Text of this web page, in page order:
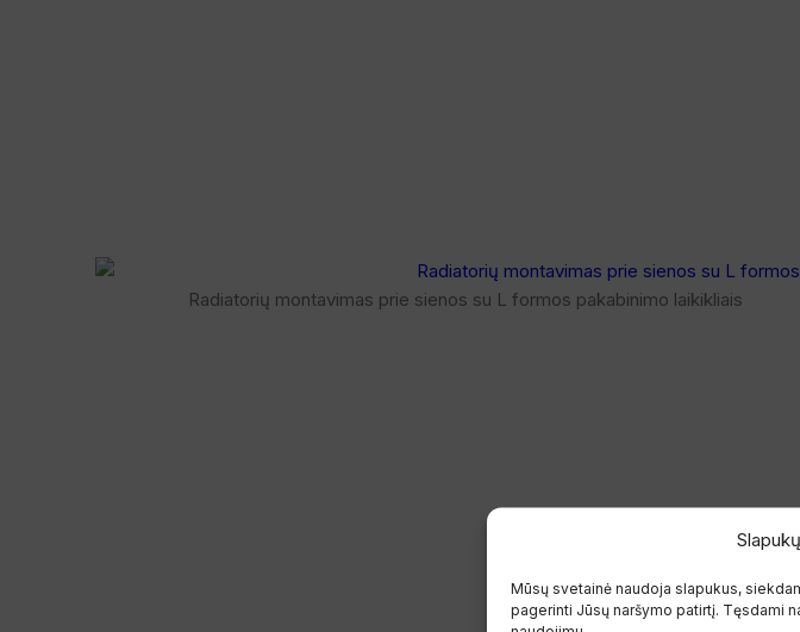
Mūsų svetainė naudoja slapukus,
pagerinti Jūsų naršymo patirtį. Tęsdami
Radiatorių montavimas prie sienos su L formos pakabinimo laikikliais